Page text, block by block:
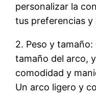
personalizar la
tus preferencias y
2. Peso y
tamaño del arco,
comodidad y
Un arco ligero y